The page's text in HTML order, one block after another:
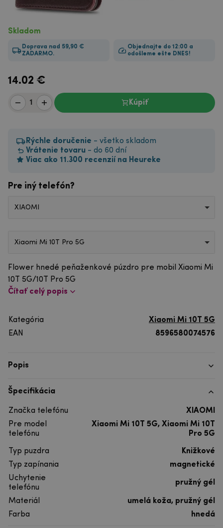
Skladom
Doprava nad 59,90 €
ZADARMO.
Objednajte do 12:00 a
odošleme ešte DNES!
14.02 €
Kúpiť
Rýchle doručenie - všetko skladom
Vrátenie tovaru - do 60 dní
Viac ako 11.300 recenzií na Heureke
Pre iný telefón?
XIAOMI
Xiaomi Mi 10T Pro 5G
Flower hnedé peňaženkové púzdro pre mobil Xiaomi Mi
10T 5G/10T Pro 5G
Čítať celý popis
Kategória
Xiaomi Mi 10T 5G
EAN
8596580074576
Popis
Špecifikácia
Značka telefónu
XIAOMI
Pre model
telefónu
Xiaomi Mi 10T 5G, Xiaomi Mi 10T
Pro 5G
Typ puzdra
Knižkové
Typ zapínania
magnetické
Uchytenie
telefónu
pružný gél
Materiál
umelá koža, pružný gél
Farba
hnedá